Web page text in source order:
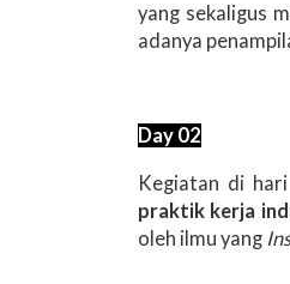
yang sekaligus
adanya
Day 02
Kegiatan di
praktik kerja
oleh ilmu yang